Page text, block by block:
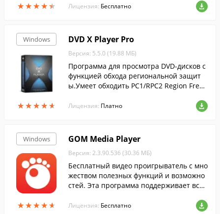
★★★★★
★★★★★ Лицензия: Бесплатно
Windows
★★★★★
★★★★★
DVD X Player Pro
Версия: 5.5.0 (19.88 МБ)
Программа для просмотра DVD-дисков с
функцией обхода региональной защит
ы.Умеет обходить PC1/RPC2 Region Free,
Operation Free.
Лицензия: Платно
Windows
★★★★★
★★★★★
GOM Media Player
Версия: 2.3.90.536 (30.36 МБ)
Бесплатный видео проигрыватель с мно
жеством полезных функций и возможно
стей. Эта программа поддерживает все
вает отличное качество видео, и не тре
Лицензия: Бесплатно